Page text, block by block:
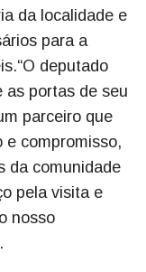
da localidade e
para a
deputado
as portas de seu
parceiro que
e compromisso,
da comunidade
pela visita e
nosso